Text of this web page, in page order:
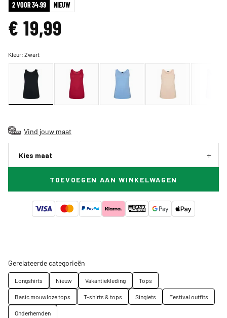
2 VOOR 34.99 NIEUW
€ 19,99
Kleur:Zwart
Vind jouw maat
Kies maat
TOEVOEGEN AAN WINKELWAGEN
Gerelateerde categorieën
Longshirts Nieuw Vakantiekleding
Tops
Basic mouwloze tops
T-shirts & tops Singlets
Festival outfits
Onderhemden